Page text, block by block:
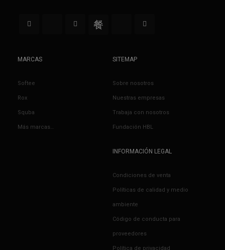
MARCAS
Softee
Rox
Squba
Más marcas…
SITEMAP
Sobre nosotros
Nuestras empresas
Trabaja con nosotros
Fundación HBL
INFORMACIÓN LEGAL
Condiciones de venta
Políticas de calidad y medio
ambiente
Código de conducta para
proveedores
Política de privacidad